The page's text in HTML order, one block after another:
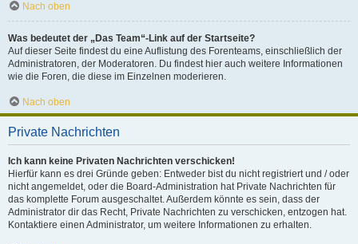
Nach oben
Was bedeutet der „Das Team“-Link auf der Startseite?
Auf dieser Seite findest du eine Auflistung des Forenteams, einschließlich der
Administratoren, der Moderatoren. Du findest hier auch weitere Informationen
wie die Foren, die diese im Einzelnen moderieren.
Nach oben
Private Nachrichten
Ich kann keine Privaten Nachrichten verschicken!
Hierfür kann es drei Gründe geben: Entweder bist du nicht registriert und / oder
nicht angemeldet, oder die Board-Administration hat Private Nachrichten für
das komplette Forum ausgeschaltet. Außerdem könnte es sein, dass der
Administrator dir das Recht, Private Nachrichten zu verschicken, entzogen hat.
Kontaktiere einen Administrator, um weitere Informationen zu erhalten.